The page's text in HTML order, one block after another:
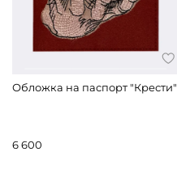
Обложка на паспорт "Крести"
6 600